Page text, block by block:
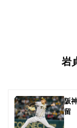
岩
阪
留